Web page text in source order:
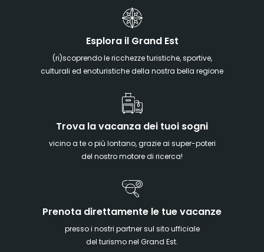
Esplora il Grand Est
(ri)scoprendo le ricchezze turistiche, sportive,
culturali ed enoturistiche della nostra bella regione
Trova la vacanza dei tuoi sogni
vicino a te o più lontano, grazie ai super-poteri
del nostro motore di ricerca!
Prenota direttamente le tue vacanze
presso i nostri partner sul sito ufficiale
del turismo nel Grand Est.